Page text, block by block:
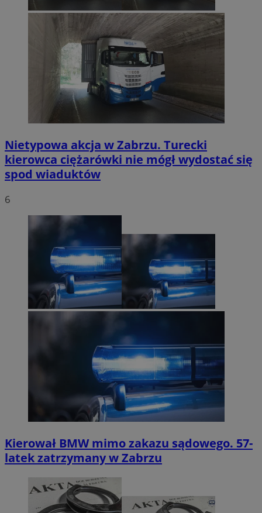
Nietypowa akcja w Zabrzu. Turecki
kierowca ciężarówki nie mógł wydostać się
spod wiaduktów
6
Kierował BMW mimo zakazu sądowego. 57-
latek zatrzymany w Zabrzu